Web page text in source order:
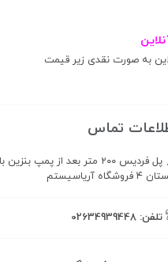
به صورت نقدی زیر قیمت
تماس
پل فردیس ۲۰۰ متر بعد از پمپ
آریاسیستم
تلفن: 02634939448
همراه فروشگاه تهران ضبط